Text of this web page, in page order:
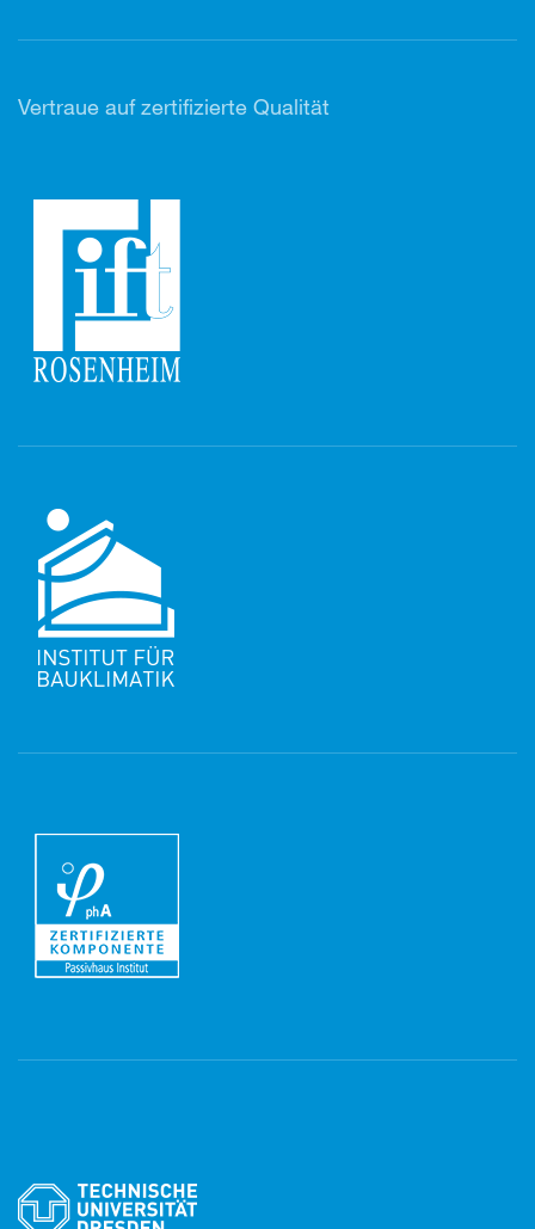
Vertraue auf zertifizierte Qualität